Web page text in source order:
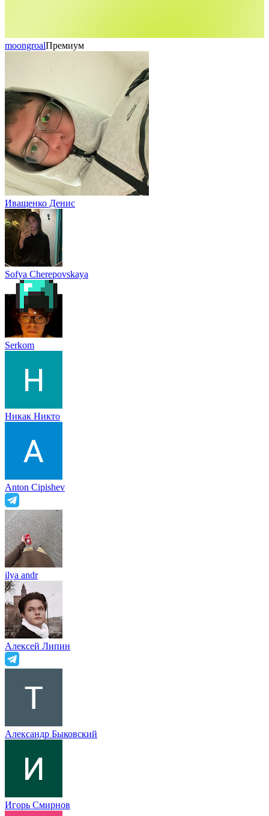
moongroalПремиум
Иващенко Денис
Sofya Cherepovskaya
Serkom
Никак Никто
Anton Cipishev
ilya andr
Алексей Липин
Александр Быковский
Игорь Смирнов